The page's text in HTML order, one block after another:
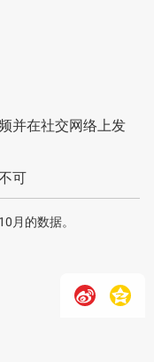
并在社交网络上发
可
月的数据。